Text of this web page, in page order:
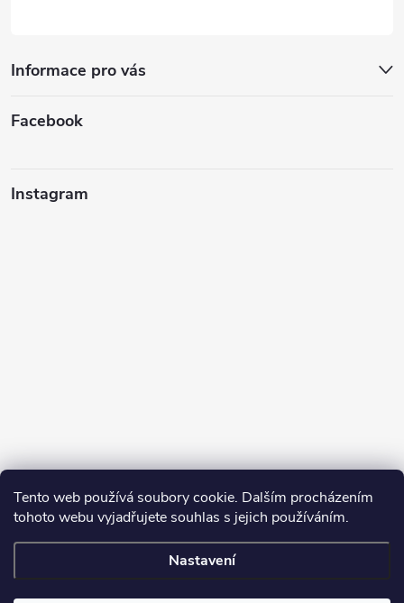
Tento web používá soubory cookie. Dalším procházením
tohoto webu vyjadřujete souhlas s jejich používáním.
Nastavení
Informace pro vás
Facebook
Instagram
Sledovat na Instagramu